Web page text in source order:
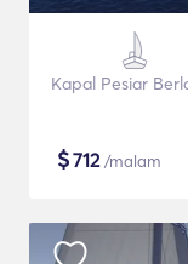
Kapal Pesiar
$712/malam